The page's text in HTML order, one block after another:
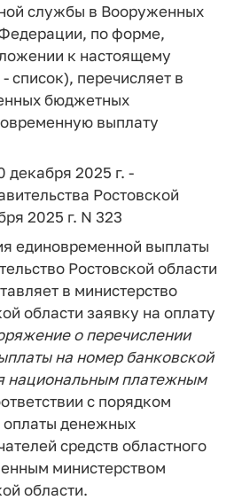
службы в Вооруженных
по форме,
к настоящему
перечисляет в
бюджетных
выплату
декабря 2025 г. -
Ростовской
2025 г. N 323
единовременной выплаты
Ростовской области
в министерство
области заявку на оплату
о перечислении
на номер банковской
национальным платежным
с порядком
денежных
средств областного
министерством
области.